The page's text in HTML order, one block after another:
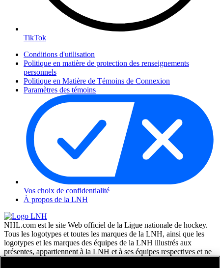
TikTok
Conditions d'utilisation
Politique en matière de protection des renseignements
personnels
Politique en Matière de Témoins de Connexion
Paramètres des témoins
Vos choix de confidentialité
À propos de la LNH
NHL.com est le site Web officiel de la Ligue nationale de hockey.
Tous les logotypes et toutes les marques de la LNH, ainsi que les
logotypes et les marques des équipes de la LNH illustrés aux
présentes, appartiennent à la LNH et à ses équipes respectives et ne